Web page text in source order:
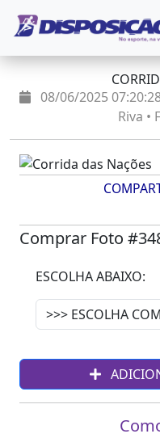
08/06/2025
Riva •
Comprar Foto
ESCOLHA ABAIXO: